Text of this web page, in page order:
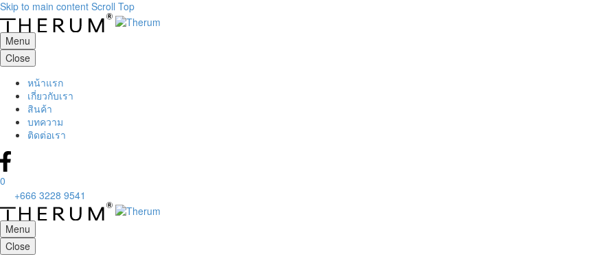
Skip to main content Scroll Top
Menu
Close
หน้าแรก
เกี่ยวกับเรา
สินค้า
บทความ
ติดต่อเรา
0
+666 3228 9541
Menu
Close